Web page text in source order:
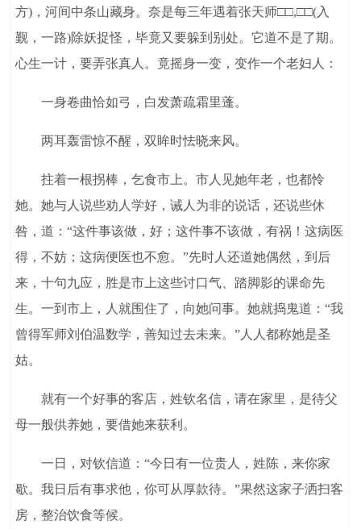
方)，河间中条山藏身。奈是每三年遇着张天师□□,□□(入
觐，一路)除妖捉怪，毕竟又要躲到别处。它道不是了期。
心生一计，要弄张真人。竟摇身一变，变作一个老妇人：
一身卷曲恰如弓，白发萧疏霜里蓬。
两耳轰雷惊不醒，双眸时怯晓来风。
拄着一根拐棒，乞食市上。市人见她年老，也都怜
她。她与人说些劝人学好，诫人为非的说话，还说些休
咎，道：“这件事该做，好；这件事不该做，有祸！这病医
得，不妨；这病便医也不愈。”先时人还道她偶然，到后
来，十句九应，胜是市上这些讨口气、踏脚影的课命先
生。一到市上，人就围住了，向她问事。她就捣鬼道：“我
曾得军师刘伯温数学，善知过去未来。”人人都称她是圣
姑。
就有一个好事的客店，姓钦名信，请在家里，是待父
母一般供养她，要借她来获利。
一日，对钦信道：“今日有一位贵人，姓陈，来你家
歇。我日后有事求他，你可从厚款待。”果然这家子洒扫客
房，整治饮食等候。